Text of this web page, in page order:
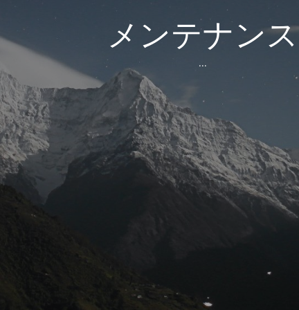
メンテナンス
...